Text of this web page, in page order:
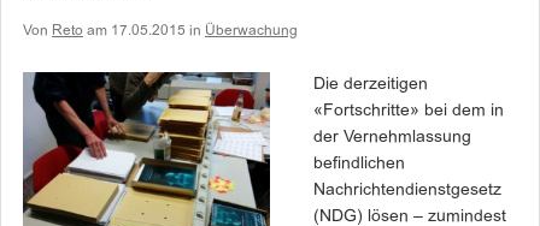
Von Reto am 17.05.2015 in Überwachung
Die derzeitigen
«Fortschritte» bei dem in
der Vernehmlassung
befindlichen
Nachrichtendienstgesetz
(NDG) lösen – zumindest